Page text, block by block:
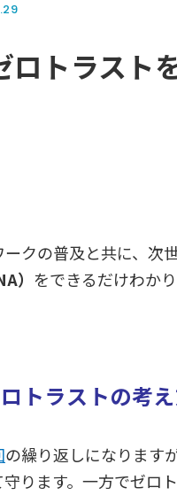
ロトラス
クの普及と共に、次
） をできるだけわか
トラストの考
の繰り返しになります
守ります。一方でゼロ